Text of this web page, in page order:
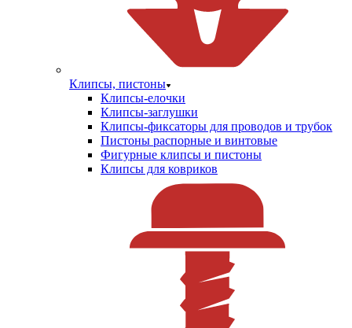
Клипсы, пистоны
Клипсы-елочки
Клипсы-заглушки
Клипсы-фиксаторы для проводов и трубок
Пистоны распорные и винтовые
Фигурные клипсы и пистоны
Клипсы для ковриков